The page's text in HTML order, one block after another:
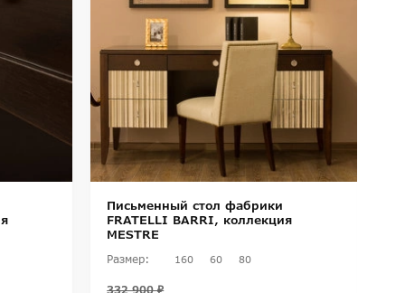
Письменный стол фабрики
FRATELLI BARRI, коллекция
MESTRE
Размер: 160 60 80
332 900 ₽